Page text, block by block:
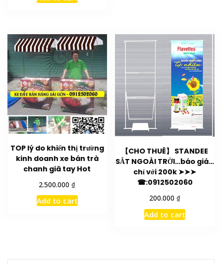
TOP lý do khiến thị trường
kinh doanh xe bán trà
chanh giã tay Hot
2.500.000 ₫
Add to cart
【CHO THUÊ】 STANDEE
SẮT NGOÀI TRỜI…báo giá…
chỉ với 200k ➤➤➤
☎:0912502060
200.000 ₫
Add to cart